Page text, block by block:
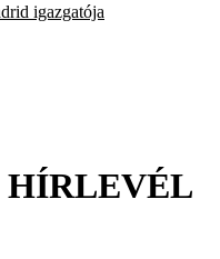
igazgatója
HÍRLEVÉL